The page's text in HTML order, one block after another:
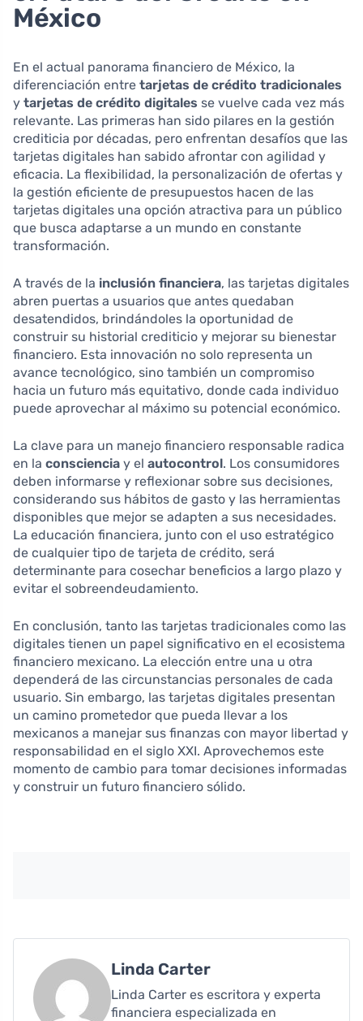
México
En el actual panorama financiero de México, la
diferenciación entre tarjetas de crédito tradicionales
y tarjetas de crédito digitales se vuelve cada vez más
relevante. Las primeras han sido pilares en la gestión
crediticia por décadas, pero enfrentan desafíos que las
tarjetas digitales han sabido afrontar con agilidad y
eficacia. La flexibilidad, la personalización de ofertas y
la gestión eficiente de presupuestos hacen de las
tarjetas digitales una opción atractiva para un público
que busca adaptarse a un mundo en constante
transformación.
A través de la inclusión financiera, las tarjetas digitales
abren puertas a usuarios que antes quedaban
desatendidos, brindándoles la oportunidad de
construir su historial crediticio y mejorar su bienestar
financiero. Esta innovación no solo representa un
avance tecnológico, sino también un compromiso
hacia un futuro más equitativo, donde cada individuo
puede aprovechar al máximo su potencial económico.
La clave para un manejo financiero responsable radica
en la consciencia y el autocontrol. Los consumidores
deben informarse y reflexionar sobre sus decisiones,
considerando sus hábitos de gasto y las herramientas
disponibles que mejor se adapten a sus necesidades.
La educación financiera, junto con el uso estratégico
de cualquier tipo de tarjeta de crédito, será
determinante para cosechar beneficios a largo plazo y
evitar el sobreendeudamiento.
En conclusión, tanto las tarjetas tradicionales como las
digitales tienen un papel significativo en el ecosistema
financiero mexicano. La elección entre una u otra
dependerá de las circunstancias personales de cada
usuario. Sin embargo, las tarjetas digitales presentan
un camino prometedor que pueda llevar a los
mexicanos a manejar sus finanzas con mayor libertad y
responsabilidad en el siglo XXI. Aprovechemos este
momento de cambio para tomar decisiones informadas
y construir un futuro financiero sólido.
Linda Carter
Linda Carter es escritora y experta
financiera especializada en